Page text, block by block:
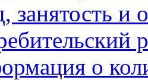
занятость и
о